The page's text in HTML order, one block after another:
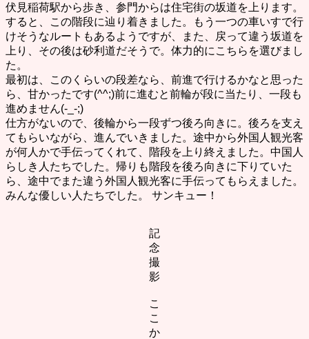
伏見稲荷駅から歩き、参門からは住宅街の坂道を上ります。
すると、この階段に辿り着きました。もう一つの車いすで行
けそうなルートもあるようですが、また、戻って違う坂道を
上り、その後は砂利道だそうで。体力的にこちらを選びまし
た。
最初は、このくらいの段差なら、前進で行けるかなと思った
ら、甘かったです(^^;)前に進むと前輪が段に当たり、一段も
進めません(-_-;)
仕方がないので、後輪から一段ずつ後ろ向きに。後ろを支え
てもらいながら、進んでいきました。途中から外国人観光客
が何人かで手伝ってくれて、階段を上り終えました。中国人
らしき人たちでした。帰りも階段を後ろ向きに下りていた
ら、途中でまた違う外国人観光客に手伝ってもらえました。
みんな優しい人たちでした。 サンキュー！
記
念
撮
影
こ
こ
か